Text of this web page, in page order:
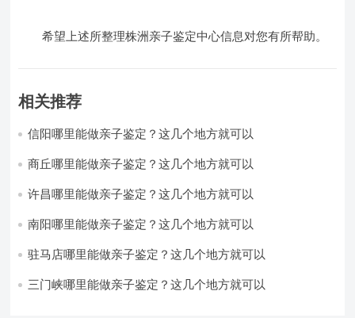
希望上述所整理株洲亲子鉴定中心信息对您有所帮助。
相关推荐
信阳哪里能做亲子鉴定？这几个地方就可以
商丘哪里能做亲子鉴定？这几个地方就可以
许昌哪里能做亲子鉴定？这几个地方就可以
南阳哪里能做亲子鉴定？这几个地方就可以
驻马店哪里能做亲子鉴定？这几个地方就可以
三门峡哪里能做亲子鉴定？这几个地方就可以